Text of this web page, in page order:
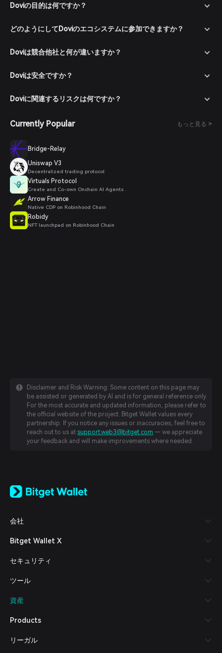
Doviの目的は何ですか？
どのようにしてDoviのエコシステムに参加できますか？
Doviは競合他社と何が違いますか？
Doviは安全ですか？
Doviに関連するリスクは何ですか？
Currently Popular もっと見る >
Bridge-Relay
Uniswap V3
Decentralized trading protocol
Virtuals Protocol
Create and Co-own Onchain AI Agents .
Arrow Finance
Native CDP on Robinhood Chain
Robidy
NFT launchpad on Robinhood Chain
Disclaimer and Risk Warning: Some content on this page may
be assisted or generated by AI and is for general reference only.
For the most accurate and updated information, please refer to
the official website of the project. Bitget Wallet values every
partnership. If you notice any issues or inaccuracies, feel free to
reach out to us at support.web3@bitget.com — we appreciate
your feedback and will make improvements where needed.
日本語
Español (Latinoamérica)
Italiano
Deutsch
繁體中文
Bahasa Indonesia
会社
Bitget Wallet X
セキュリティ
ツール
資産
Products
リーガル